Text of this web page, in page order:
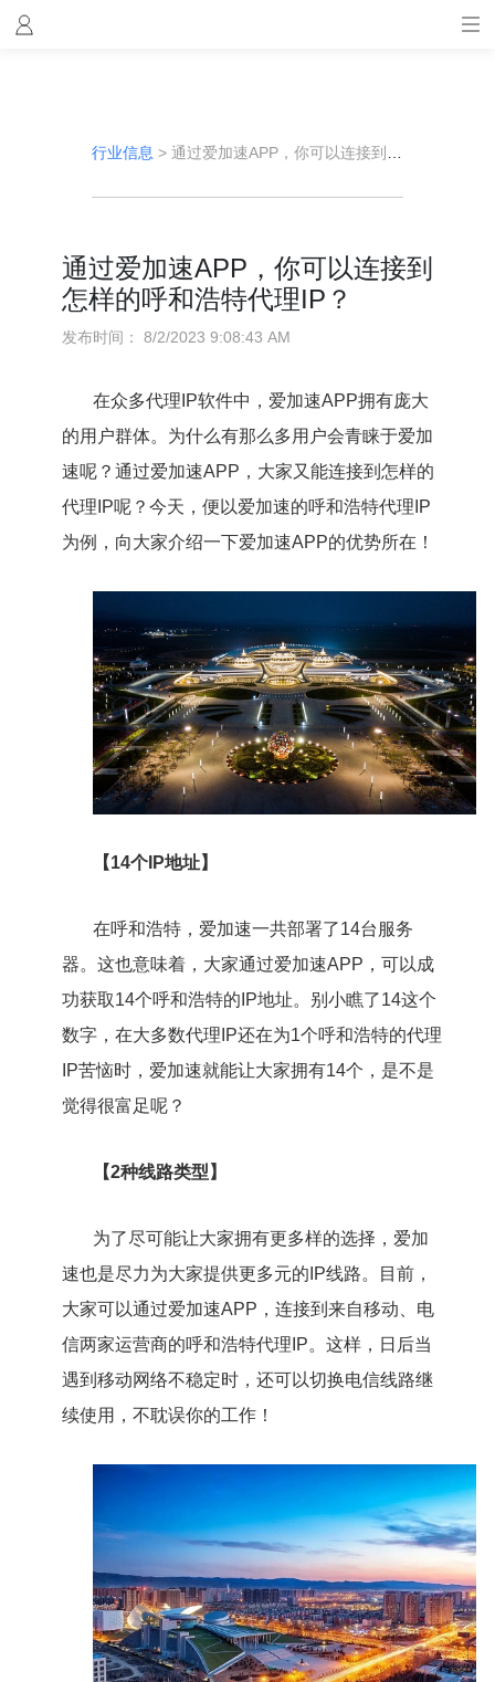
行业信息 > 通过爱加速APP，你可以连接到怎样的呼和浩特代理IP？
通过爱加速APP，你可以连接到
怎样的呼和浩特代理IP？
发布时间： 8/2/2023 9:08:43 AM
在众多代理IP软件中，爱加速APP拥有庞大
的用户群体。为什么有那么多用户会青睐于爱加
速呢？通过爱加速APP，大家又能连接到怎样的
代理IP呢？今天，便以爱加速的呼和浩特代理IP
为例，向大家介绍一下爱加速APP的优势所在！
【14个IP地址】
在呼和浩特，爱加速一共部署了14台服务
器。这也意味着，大家通过爱加速APP，可以成
功获取14个呼和浩特的IP地址。别小瞧了14这个
数字，在大多数代理IP还在为1个呼和浩特的代理
IP苦恼时，爱加速就能让大家拥有14个，是不是
觉得很富足呢？
【2种线路类型】
为了尽可能让大家拥有更多样的选择，爱加
速也是尽力为大家提供更多元的IP线路。目前，
大家可以通过爱加速APP，连接到来自移动、电
信两家运营商的呼和浩特代理IP。这样，日后当
遇到移动网络不稳定时，还可以切换电信线路继
续使用，不耽误你的工作！